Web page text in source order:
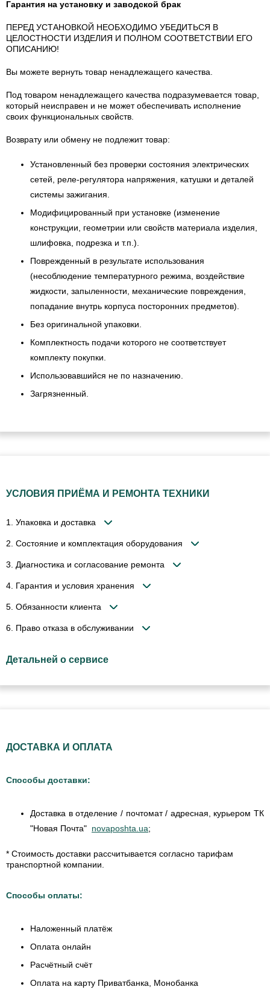
Гарантия на установку и заводской брак
ПЕРЕД УСТАНОВКОЙ НЕОБХОДИМО УБЕДИТЬСЯ В
ЦЕЛОСТНОСТИ ИЗДЕЛИЯ И ПОЛНОМ СООТВЕТСТВИИ ЕГО
ОПИСАНИЮ!
Вы можете вернуть товар ненадлежащего качества.
Под товаром ненадлежащего качества подразумевается товар,
который неисправен и не может обеспечивать исполнение
своих функциональных свойств.
Возврату или обмену не подлежит товар:
Установленный без проверки состояния электрических
сетей, реле-регулятора напряжения, катушки и деталей
системы зажигания.
Модифицированный при установке (изменение
конструкции, геометрии или свойств материала изделия,
шлифовка, подрезка и т.п.).
Поврежденный в результате использования
(несоблюдение температурного режима, воздействие
жидкости, запыленности, механические повреждения,
попадание внутрь корпуса посторонних предметов).
Без оригинальной упаковки.
Комплектность подачи которого не соответствует
комплекту покупки.
Использовавшийся не по назначению.
Загрязненный.
УСЛОВИЯ ПРИЁМА И РЕМОНТА ТЕХНИКИ
1. Упаковка и доставка
2. Состояние и комплектация оборудования
3. Диагностика и согласование ремонта
4. Гарантия и условия хранения
5. Обязанности клиента
6. Право отказа в обслуживании
Детальней о сервисе
ДОСТАВКА И ОПЛАТА
Способы доставки:
Доставка в отделение / почтомат / адресная, курьером ТК
"Новая Почта" novaposhta.ua;
* Стоимость доставки рассчитывается согласно тарифам
транспортной компании.
Способы оплаты:
Наложенный платёж
Оплата онлайн
Расчётный счёт
Оплата на карту Приватбанка, Монобанка